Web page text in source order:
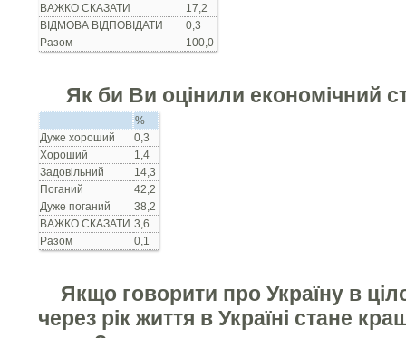
ВАЖКО СКАЗАТИ
17,2
ВIДМОВА ВIДПОВIДАТИ
0,3
Разом
100,0
Як би Ви оцiнили економiчний
%
Дуже хороший
0,3
Хороший
1,4
Задовiльний
14,3
Поганий
42,2
Дуже поганий
38,2
ВАЖКО СКАЗАТИ 3,6
Разом
0,1
Якщо говорити про Україну в
через рiк життя в Українi стане